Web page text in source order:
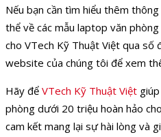
Nếu bạn cần tìm hiểu thêm
thể về các mẫu laptop văn
cho VTech Kỹ Thuật Việt qua số
website của chúng tôi để xem
Hãy để VTech Kỹ Thuật Việt
phòng dưới 20 triệu hoàn hảo
cam kết mang lại sự hài lòng và